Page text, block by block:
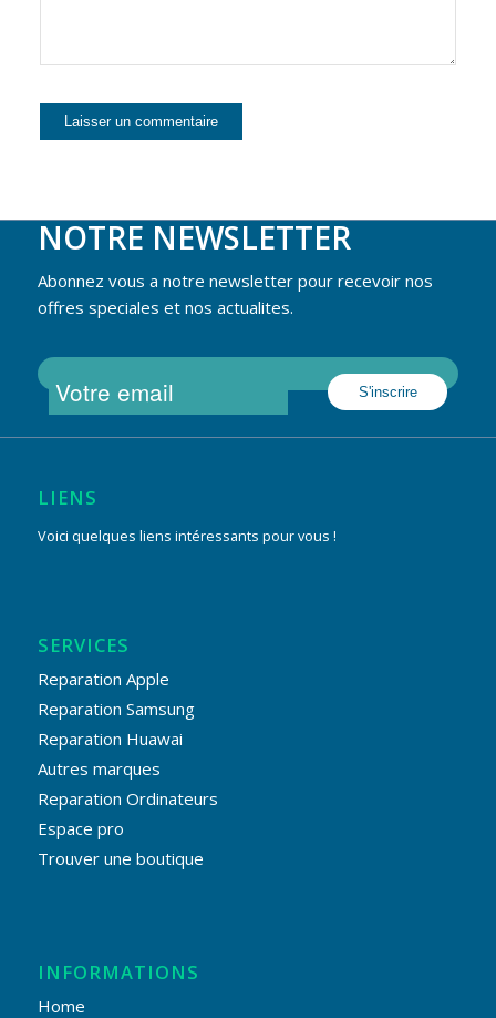
NOTRE NEWSLETTER
Abonnez vous a notre newsletter pour recevoir nos
offres speciales et nos actualites.
LIENS
Voici quelques liens intéressants pour vous !
SERVICES
Reparation Apple
Reparation Samsung
Reparation Huawai
Autres marques
Reparation Ordinateurs
Espace pro
Trouver une boutique
INFORMATIONS
Home